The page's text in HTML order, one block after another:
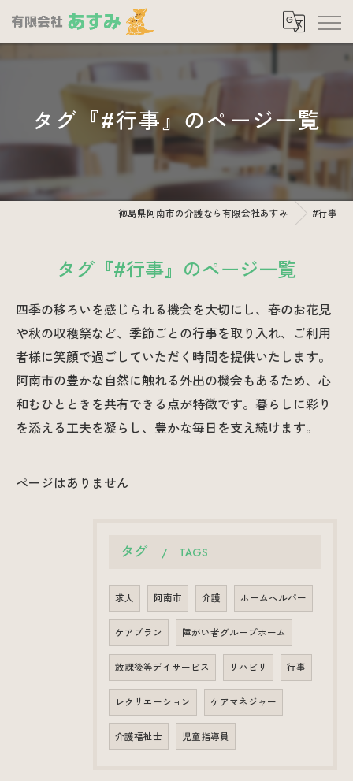
タグ『#行事』のページ一覧
徳島県阿南市の介護なら有限会社あすみ #行事
タグ『#行事』のページ一覧
四季の移ろいを感じられる機会を大切にし、春のお花見
や秋の収穫祭など、季節ごとの行事を取り入れ、ご利用
者様に笑顔で過ごしていただく時間を提供いたします。
阿南市の豊かな自然に触れる外出の機会もあるため、心
和むひとときを共有できる点が特徴です。暮らしに彩り
を添える工夫を凝らし、豊かな毎日を支え続けます。
ページはありません
タグ TAGS
求人 阿南市 介護 ホームヘルパー
ケアプラン 障がい者グループホーム
放課後等デイサービス リハビリ 行事
レクリエーション ケアマネジャー
介護福祉士 児童指導員